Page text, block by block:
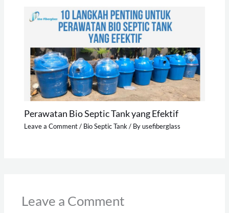
Perawatan Bio Septic Tank yang Efektif
Leave a Comment/ Bio Septic Tank/ Byusefiberglass
Leave a Comment